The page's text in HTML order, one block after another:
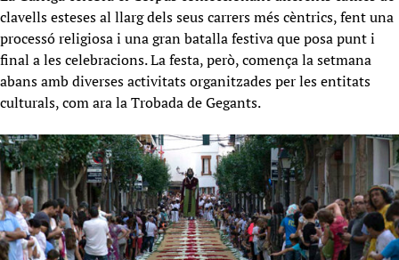
clavells esteses al llarg dels seus carrers més cèntrics, fent una
processó religiosa i una gran batalla festiva que posa punt i
final a les celebracions. La festa, però, comença la setmana
abans amb diverses activitats organitzades per les entitats
culturals, com ara la Trobada de Gegants.